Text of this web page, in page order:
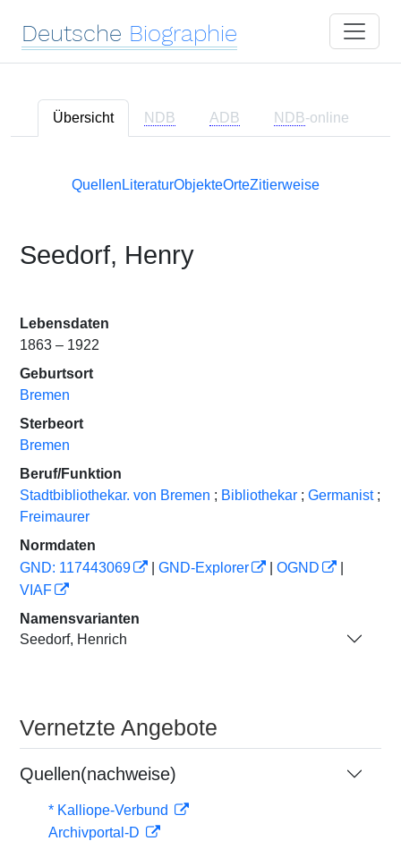
Deutsche Biographie
Übersicht NDB ADB NDB-online
Quellen LiteraturObjekteOrteZitierweise
Seedorf, Henry
Lebensdaten
1863 – 1922
Geburtsort
Bremen
Sterbeort
Bremen
Beruf/Funktion
Stadtbibliothekar. von Bremen ; Bibliothekar ; Germanist ;
Freimaurer
Normdaten
GND: 117443069
GND-Explorer OGND
VIAF
Namensvarianten
Seedorf, Henrich
Vernetzte Angebote
Quellen(nachweise)
* Kalliope-Verbund
Archivportal-D